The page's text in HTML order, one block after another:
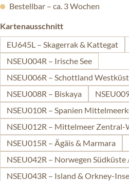
Bestellbar – ca. 3 Wochen
Kartenausschnittauswählen
EU645L – Skagerrak & Kattegat
NSEU004R – Irische See
NSEU006R – Schottland
NSEU008R – Biskaya
NSEU010R – Spanien
NSEU012R – Mittelmeer Zentral-
NSEU015R – Ägäis & Marmara
NSEU042R – Norwegen Südküste
NSEU043R – Island & Orkney-